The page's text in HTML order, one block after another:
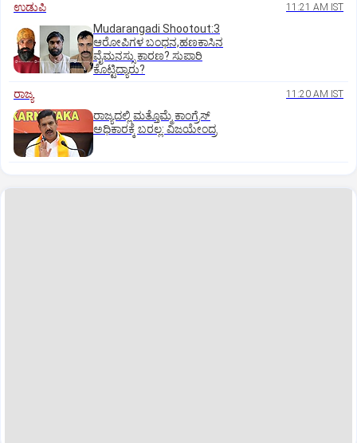
ಉಡುಪಿ 11:21 AM IST
Mudarangadi Shootout:‌3
ಆರೋಪಿಗಳ ಬಂಧನ,ಹಣಕಾಸಿನ
ವೈಮನಸ್ಸು ಕಾರಣ? ಸುಪಾರಿ
ಕೊಟ್ಟಿದ್ಯಾರು?
ರಾಜ್ಯ
11:20 AM IST
ರಾಜ್ಯದಲ್ಲಿ ಮತ್ತೊಮ್ಮೆ ಕಾಂಗ್ರೆಸ್‌
ಅಧಿಕಾರಕ್ಕೆ ಬರಲ್ಲ: ವಿಜಯೇಂದ್ರ